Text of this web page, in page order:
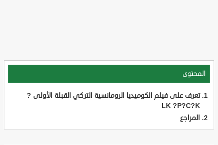
المحتوى
تعرف على فيلم الكوميديا الرومانسية التركي القبلة الأولى ?
LK ?P?C?K
المراجع